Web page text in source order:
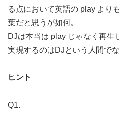
る点において英語の play より
葉だと思うが如何。
DJは本当は play じゃなく再生
実現するのはDJという人間で
ヒント
Q1.